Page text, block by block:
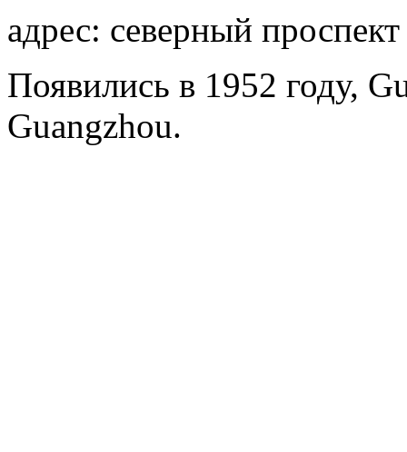
адрес: северный
Появились в 1952 году,
Guangzhou.